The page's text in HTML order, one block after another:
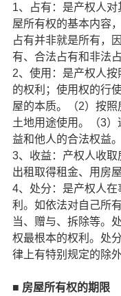
1、占有：是产权人
屋所有权的基本内容
占有并非就是所有，
有、合法占有和非法
2、使用：是产权人
的权利；使用权的行
屋的本质。（2）按
土地用途使用。（3）
益和他人的合法权益。
3、收益：产权人收
出租取得租金、用房
4、处分：是产权人
利。如依法对自己所
当、赠与、拆除等。
权最根本的权利。处
律上有特别规定的除外
■ 房屋所有权的期限